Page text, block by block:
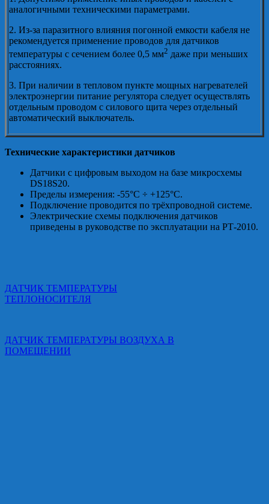
аналогичными техническими параметрами.
2. Из-за паразитного влияния погонной емкости кабеля не
рекомендуется применение проводов для датчиков
температуры с сечением более 0,5 мм2 даже при меньших
расстояниях.
3. При наличии в тепловом пункте мощных нагревателей
электроэнергии питание регулятора следует осуществлять
отдельным проводом с силового щита через отдельный
автоматический выключатель.
Технические характеристики датчиков
Датчики с цифровым выходом на базе микросхемы
DS18S20.
Пределы измерения: -55°С ÷ +125°С.
Подключение проводится по трёхпроводной системе.
Электрические схемы подключения датчиков
приведены в руководстве по эксплуатации на РТ-2010.
ДАТЧИК ТЕМПЕРАТУРЫ
ТЕПЛОНОСИТЕЛЯ
ДАТЧИК ТЕМПЕРАТУРЫ ВОЗДУХА В
ПОМЕЩЕНИИ